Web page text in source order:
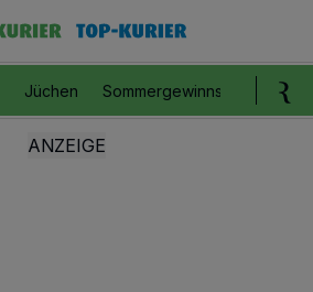
Jüchen Sommergewinnspiel